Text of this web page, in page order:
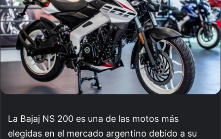
La Bajaj NS 200 es una de las motos más
elegidas en el mercado argentino debido a su